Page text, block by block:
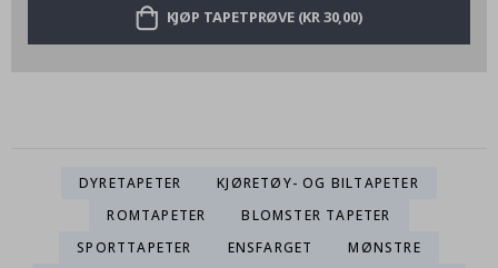
KJØP TAPETPRØVE (KR 30,00)
DYRETAPETER
KJØRETØY- OG BILTAPETER
ROMTAPETER
BLOMSTER TAPETER
SPORTTAPETER
ENSFARGET
MØNSTRE